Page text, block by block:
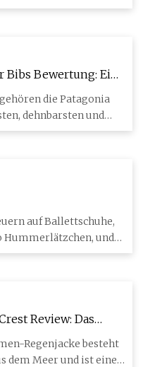
Bibs Bewertung: Ein
die Patagonia
dehnbarsten und
auf Ballettschuhe,
Hummerlätzchen, und
Review: Das
aus
Regenjacke besteht
dem Meer und ist eine